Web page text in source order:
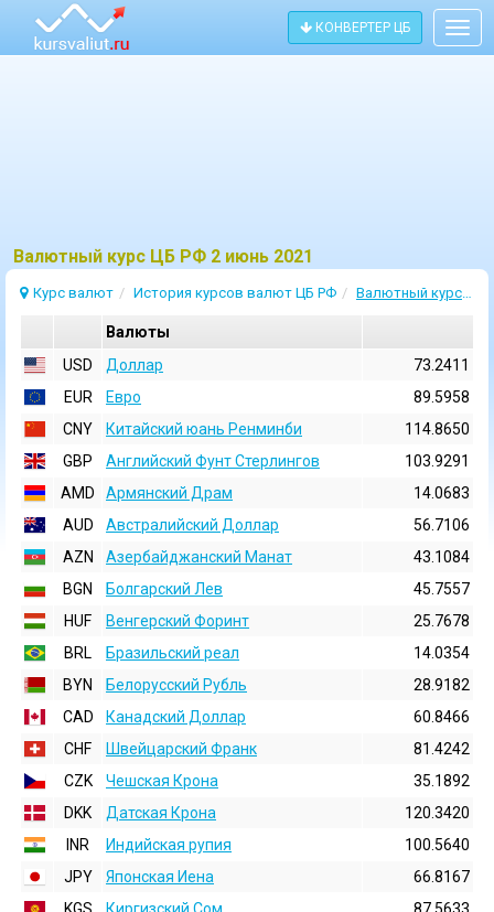
КОНВЕРТЕР ЦБ
Bалютный курс ЦБ РФ 2 июнь 2021
Курс валют История курсов валют ЦБ РФ Валютный курс 2 Июнь 2021
Валюты
USD
Доллар
73.2411
EUR
Евро
89.5958
CNY
Китайский юань Ренминби
114.8650
GBP
Английский Фунт Стерлингов
103.9291
AMD
Армянский Драм
14.0683
AUD
Австралийский Доллар
56.7106
AZN
Азербайджанский Манат
43.1084
BGN
Болгарский Лев
45.7557
HUF
Венгерский Форинт
25.7678
BRL
Бразильский реал
14.0354
BYN
Белорусский Рубль
28.9182
CAD
Канадский Доллар
60.8466
CHF
Швейцарский Франк
81.4242
CZK
Чешская Крона
35.1892
DKK
Датская Крона
120.3420
INR
Индийская pупия
100.5640
JPY
Японская Иена
66.8167